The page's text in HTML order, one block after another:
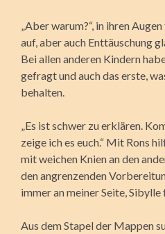
„Aber warum?“, in ihren
auf, aber auch Enttäuschung
Bei allen anderen Kindern
gefragt und auch das erste,
behalten.
„Es ist schwer zu erklären.
zeige ich es euch.“ Mit Rons
mit weichen Knien an den
den angrenzenden
immer an meiner Seite,
Aus dem Stapel der Mappen